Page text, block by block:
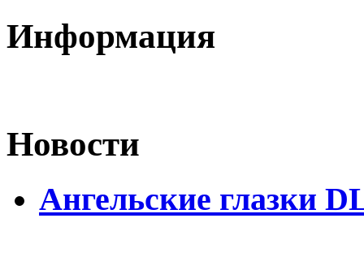
Информация
Новости
Ангельские глазки